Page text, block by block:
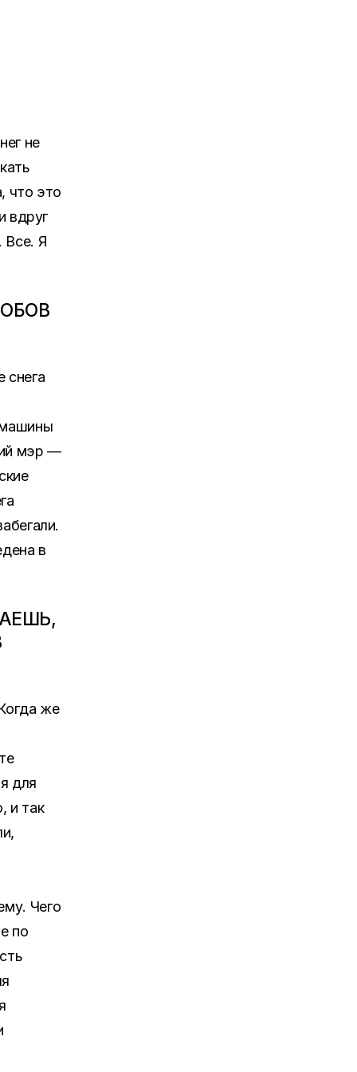
не
что это
вдруг
Все. Я
снега
мэр —
в
же
для
и так
Чего
по